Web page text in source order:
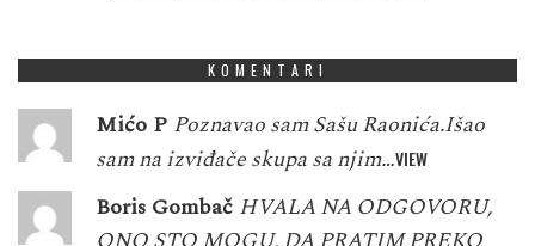
KOMENTARI
Mićo P Poznavao sam Sašu Raonića.Išao
sam na izviđače skupa sa njim…VIEW
Boris Gombač HVALA NA ODGOVORU,